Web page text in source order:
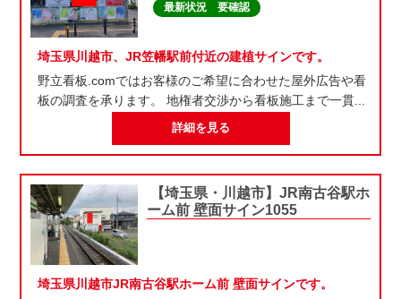
最新状況 要確認
埼玉県川越市、JR笠幡駅前付近の建植サインです。
野立看板.comではお客様のご希望に合わせた屋外広告や看
板の調査を承ります。 地権者交渉から看板施工まで一貫...
詳細を見る
【埼玉県・川越市】JR南古谷駅ホ
ーム前 壁面サイン1055
埼玉県川越市JR南古谷駅ホーム前 壁面サインです。